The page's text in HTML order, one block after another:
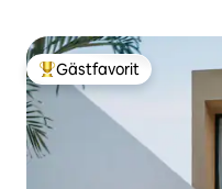
Populär gästfavorit
Gästfavorit